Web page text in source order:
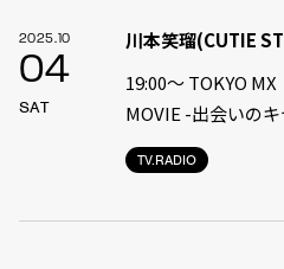
2025.10
04
SAT
TV.RADIO
川本笑瑠(CUTIE
19:00〜 TOKYO
MOVIE -出会いの